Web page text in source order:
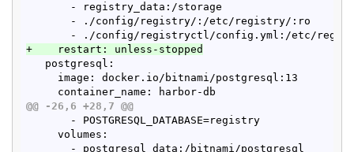
       - registry_data:/storage
       - ./config/registry/:/etc/registry/:ro
+    restart: unless-stopped
   postgresql:
     image: docker.io/bitnami/postgresql:13
@@ -26,6 +28,7 @@
       - POSTGRESQL_DATABASE=registry
     volumes: